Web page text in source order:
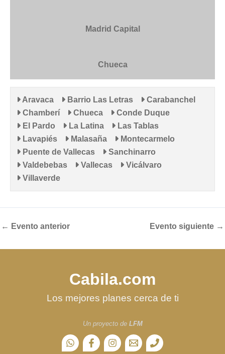
Madrid Capital
Chueca
Aravaca Barrio Las Letras
Carabanchel
Chamberí
Chueca
Conde Duque
El Pardo
La Latina
Las Tablas
Lavapiés
Malasaña
Montecarmelo
Puente de Vallecas
Sanchinarro
Valdebebas
Vallecas
Vicálvaro
Villaverde
← Evento anterior Evento siguiente →
Cabila.com
Los mejores planes cerca de ti
Un proyecto de LFM